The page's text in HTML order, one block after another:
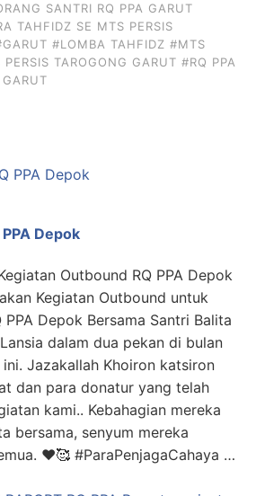
SANTRI RQ PPA GARUT
TAHFIDZ SE MTS PERSIS
#LOMBA TAHFIDZ #MTS
TAROGONG GARUT #RQ PPA
Depok
Outbound RQ PPA Depok
Kegiatan Outbound untuk
PPA Depok Bersama Santri Balita
dalam dua pekan di bulan
Jazakallah Khoiron katsiron
dan para donatur yang telah
kami.. Kebahagian mereka
bersama, senyum mereka
❤️🥰 #ParaPenjagaCahaya …